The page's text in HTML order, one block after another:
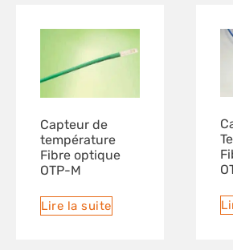
Capteur de
température
Fibre optique
OTP-M
Lire la suite